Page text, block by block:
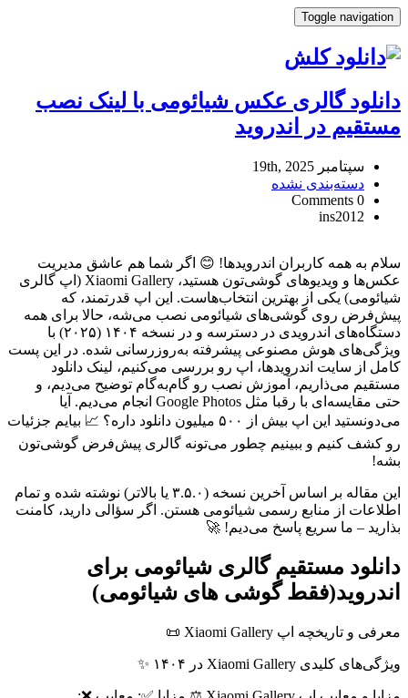
Toggle navigation
دانلود گالری عکس شیائومی با لینک نصب
مستقیم در اندروید
سپتامبر 19th, 2025
دسته‌بندی نشده
0 Comments
ins2012
گالری
عکس
شیائومی
با
لینک
نصب
مستقیم
در
اندرویدReviewed
Ins2012
on
Sep
سلام به همه کاربران اندرویدها! 😊 اگر شما هم عاشق مدیریت
عکس‌ها و ویدیوهای گوشی‌تون هستید، Xiaomi Gallery (اپ گالری
شیائومی) یکی از بهترین انتخاب‌هاست. این اپ قدرتمند، که
پیش‌فرض روی گوشی‌های شیائومی نصب می‌شه، حالا برای همه
دستگاه‌های اندرویدی در دسترسه و در نسخه ۱۴۰۴ (۲۰۲۵) با
ویژگی‌های هوش مصنوعی پیشرفته به‌روزرسانی شده. در این پست
کامل از سایت اندرویدها، اپ رو بررسی می‌کنیم، لینک دانلود
مستقیم می‌ذاریم، آموزش نصب رو گام‌به‌گام توضیح می‌دیم، و
حتی مقایسه‌ای با رقبا مثل Google Photos انجام می‌دیم. آیا
می‌دونستید این اپ بیش از ۵۰۰ میلیون دانلود داره؟ 📈 بیایم جزئیات
رو کشف کنیم و ببینیم چطور می‌تونه گالری پیش‌فرض گوشی‌تون
بشه!
این مقاله بر اساس آخرین نسخه (۳.۵.۰ یا بالاتر) نوشته شده و تمام
اطلاعات از منابع رسمی شیائومی هستن. اگر سؤالی دارید، کامنت
بذارید – ما سریع پاسخ می‌دیم! 🚀
دانلود مستقیم گالری شیائومی برای
اندروید(فقط گوشی های شیائومی)
معرفی و تاریخچه اپ Xiaomi Gallery 📜
ویژگی‌های کلیدی Xiaomi Gallery در ۱۴۰۴ ✨